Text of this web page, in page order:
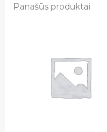
Panašūs produktai